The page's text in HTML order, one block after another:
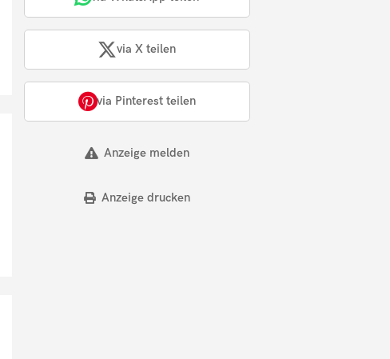
via X teilen
via Pinterest teilen
Anzeige melden
Anzeige drucken